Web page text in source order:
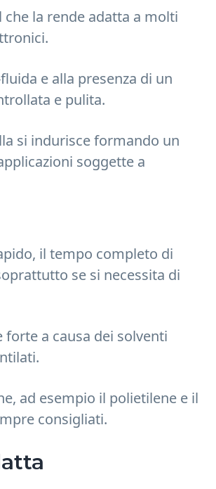
che la rende adatta a molti
e alla presenza di un
e pulita.
si indurisce formando un
soggette a
il tempo completo di
se si necessita di
a causa dei solventi
ad esempio il polietilene e il
consigliati.